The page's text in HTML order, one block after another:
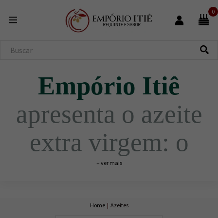
0
Empório Itiê
apresenta o azeite
extra virgem: o
ouro líquido que
alimenta a alma e
+ ver mais
Home | Azeites